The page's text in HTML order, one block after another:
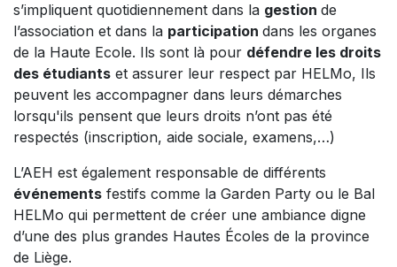
s’impliquent quotidiennement dans la gestion de
l’association et dans la participation dans les organes
de la Haute Ecole. Ils sont là pour défendre les droits
des étudiants et assurer leur respect par HELMo, Ils
peuvent les accompagner dans leurs démarches
lorsqu'ils pensent que leurs droits n’ont pas été
respectés (inscription, aide sociale, examens,…)
L’AEH est également responsable de différents
événements festifs comme la Garden Party ou le Bal
HELMo qui permettent de créer une ambiance digne
d’une des plus grandes Hautes Écoles de la province
de Liège.